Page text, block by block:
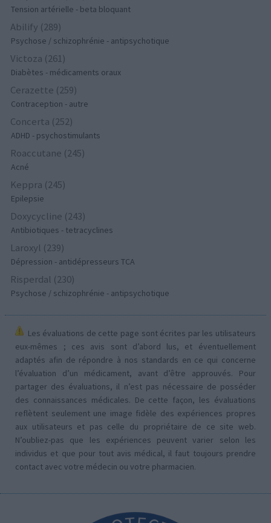
Tension artérielle - beta bloquant
Abilify (289)
Psychose / schizophrénie - antipsychotique
Victoza (261)
Diabètes - médicaments oraux
Cerazette (259)
Contraception - autre
Concerta (252)
ADHD - psychostimulants
Roaccutane (245)
Acné
Keppra (245)
Epilepsie
Doxycycline (243)
Antibiotiques - tetracyclines
Laroxyl (239)
Dépression - antidépresseurs TCA
Risperdal (230)
Psychose / schizophrénie - antipsychotique
Les évaluations de cette page sont écrites par les utilisateurs
eux-mêmes ; ces avis sont d’abord lus, et éventuellement
adaptés afin de répondre à nos standards en ce qui concerne
l’évaluation d’un médicament, avant d’être approuvés. Pour
partager des évaluations, il n’est pas nécessaire de posséder
des connaissances médicales. De cette façon, les évaluations
reflètent seulement une image fidèle des expériences propres
aux utilisateurs et pas celle du propriétaire de ce site web.
N’oubliez-pas que les expériences peuvent varier selon les
individus et que pour tout avis médical, il faut toujours prendre
contact avec votre médecin ou votre pharmacien.